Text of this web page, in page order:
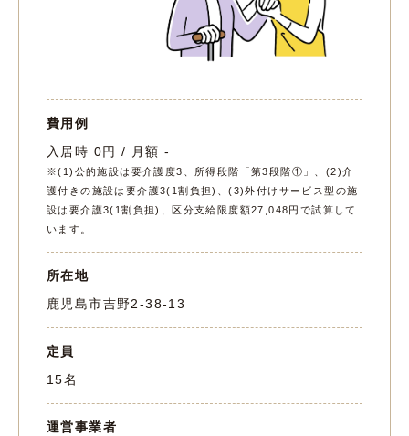
費用例
入居時 0円 / 月額 -
※(1)公的施設は要介護度3、所得段階「第3段階①」、(2)介
護付きの施設は要介護3(1割負担)、(3)外付けサービス型の施
設は要介護3(1割負担)、区分支給限度額27,048円で試算して
います。
所在地
鹿児島市吉野2-38-13
定員
15名
運営事業者